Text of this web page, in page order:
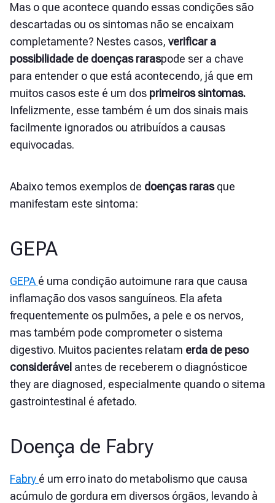
Mas o que acontece quando essas condições são
descartadas ou os sintomas não se encaixam
completamente? Nestes casos, verificar a
possibilidade de doenças raraspode ser a chave
para entender o que está acontecendo, já que em
muitos casos este é um dos primeiros sintomas.
Infelizmente, esse também é um dos sinais mais
facilmente ignorados ou atribuídos a causas
equivocadas.
Abaixo temos exemplos de doenças rarasque
manifestam este sintoma:
GEPA
GEPA é uma condição autoimune rara que causa
inflamação dos vasos sanguíneos. Ela afeta
frequentemente os pulmões, a pele e os nervos,
mas também pode comprometer o sistema
digestivo. Muitos pacientes relatam erda de peso
considerável antes de receberem o diagnósticoe
they are diagnosed, especialmente quando o sitema
gastrointestinal é afetado.
Doença de Fabry
Fabry é um erro inato do metabolismo que causa
acúmulo de gordura em diversos órgãos, levando à